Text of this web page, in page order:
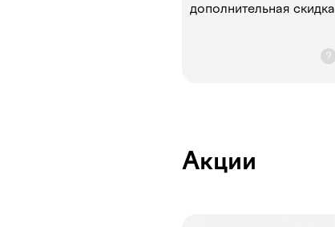
дополнительная скидка
Акции